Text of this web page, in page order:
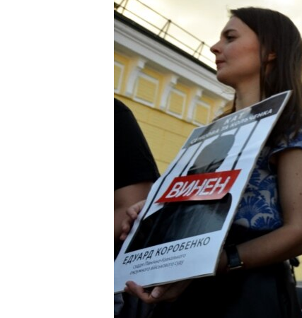
КРЫМ.НЕПОКОРЕННЫЙ
УКРАИНСКАЯ ПРОБЛЕМА КРЫМА